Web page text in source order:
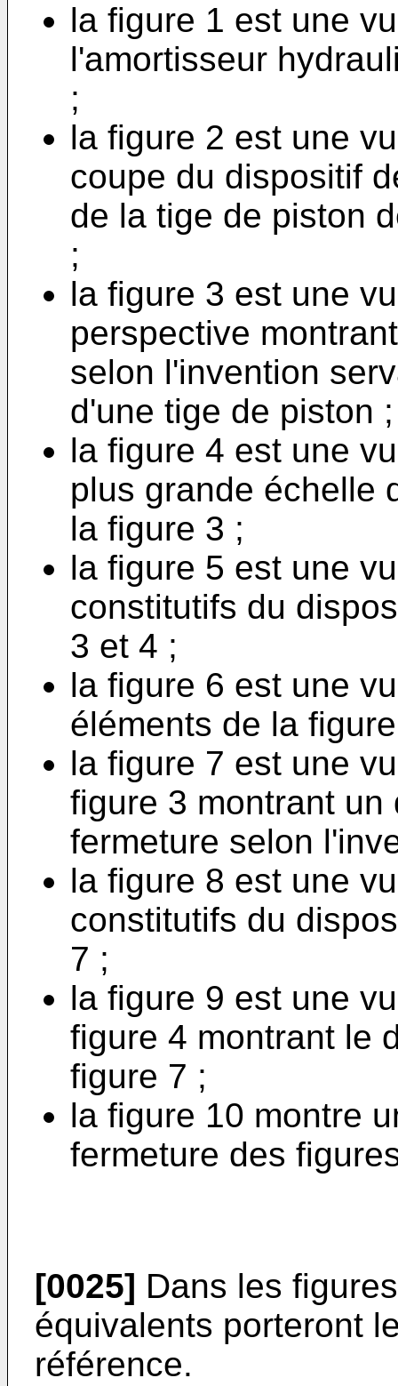
la figure 1 est une
l'amortisseur
;
la figure 2 est une
coupe du dispositif
de la tige de piston
;
la figure 3 est une
perspective
selon l'invention
d'une tige de piston ;
la figure 4 est une
plus grande échelle
la figure 3 ;
la figure 5 est une
constitutifs du
3 et 4 ;
la figure 6 est une
éléments de la
la figure 7 est une
figure 3 montrant
fermeture selon
la figure 8 est une
constitutifs du
7 ;
la figure 9 est une
figure 4 montrant le
figure 7 ;
la figure 10 montre
fermeture des
[0025] Dans les
équivalents porteront
référence.